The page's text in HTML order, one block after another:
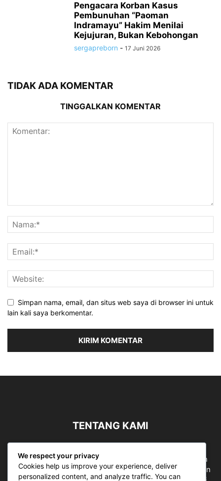
Pengacara Korban Kasus
Pembunuhan “Paoman
Indramayu” Hakim Menilai
Kejujuran, Bukan Kebohongan
sergapreborn - 17 Juni 2026
TIDAK ADA KOMENTAR
TINGGALKAN KOMENTAR
Simpan nama, email, dan situs web saya di browser ini untuk
lain kali saya berkomentar.
TENTANG KAMI
bergerak di ruang jurnalistik, sebagai entitas pemberian
ruang Publik, Media merupakan literasi mutlak diperlukan
We respect your privacy
Cookies help us improve your experience, deliver
personalized content, and analyze traffic. You can